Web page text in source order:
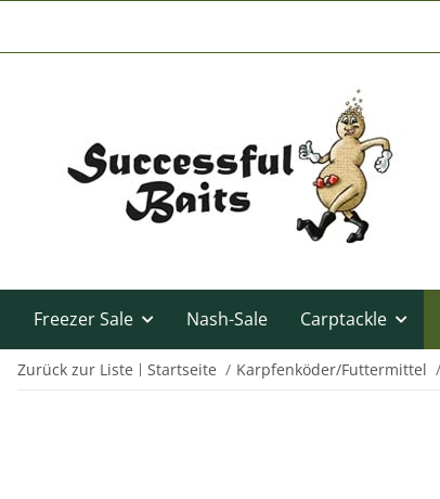
Freezer Sale Nash-Sale Carptackle
Zurück zur Liste Startseite Karpfenköder/Futtermittel